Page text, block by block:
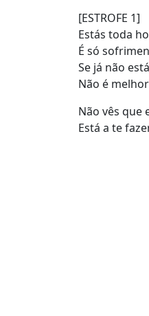
[ESTROFE 1]
Estás toda
É só
Se já não
Não é
Não vês que
Está a te